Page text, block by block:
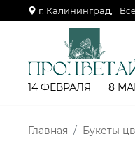
г. Калининград,
14 ФЕВРАЛЯ 8
Главная Букеты